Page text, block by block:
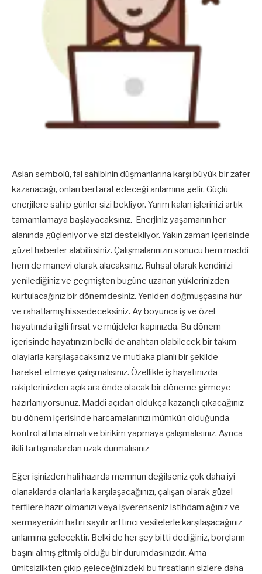
Aslan sembolü, fal sahibinin düşmanlarına karşı büyük bir zafer
kazanacağı, onları bertaraf edeceği anlamına gelir. Güçlü
enerjilere sahip günler sizi bekliyor. Yarım kalan işlerinizi artık
tamamlamaya başlayacaksınız. Enerjiniz yaşamanın her
alanında güçleniyor ve sizi destekliyor. Yakın zaman içerisinde
güzel haberler alabilirsiniz. Çalışmalarınızın sonucu hem maddi
hem de manevi olarak alacaksınız. Ruhsal olarak kendinizi
yenilediğiniz ve geçmişten bugüne uzanan yüklerinizden
kurtulacağınız bir dönemdesiniz. Yeniden doğmuşçasına hür
ve rahatlamış hissedeceksiniz. Ay boyunca iş ve özel
hayatınızla ilgili fırsat ve müjdeler kapınızda. Bu dönem
içerisinde hayatınızın belki de anahtarı olabilecek bir takım
olaylarla karşılaşacaksınız ve mutlaka planlı bir şekilde
hareket etmeye çalışmalısınız. Özellikle iş hayatınızda
rakiplerinizden açık ara önde olacak bir döneme girmeye
hazırlanıyorsunuz. Maddi açıdan oldukça kazançlı çıkacağınız
bu dönem içerisinde harcamalarınızı mümkün olduğunda
kontrol altına almalı ve birikim yapmaya çalışmalısınız. Ayrıca
ikili tartışmalardan uzak durmalısınız
Eğer işinizden hali hazırda memnun değilseniz çok daha iyi
olanaklarda olanlarla karşılaşacağınızı, çalışan olarak güzel
terfilere hazır olmanızı veya işverenseniz istihdam ağınız ve
sermayenizin hatırı sayılır arttırıcı vesilelerle karşılaşacağınız
anlamına gelecektir. Belki de her şey bitti dediğiniz, borçların
başını almış gitmiş olduğu bir durumdasınızdır. Ama
ümitsizlikten çıkıp geleceğinizdeki bu fırsatların sizlere daha